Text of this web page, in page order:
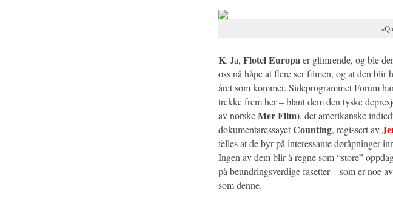
K: Ja, Flotel Europaer glimrende, og ble
oss nå håpe at flere ser filmen, og at den
året som kommer. Sideprogrammet Forum
trekke frem her – blant dem den tyske
av norskeMer Film), det amerikanske
dokumentaressayetCounting, regissert av
felles at de byr på interessante døråpninger
Ingen av dem blir å regne som “store”
på beundringsverdige fasetter – som er noe
som denne.